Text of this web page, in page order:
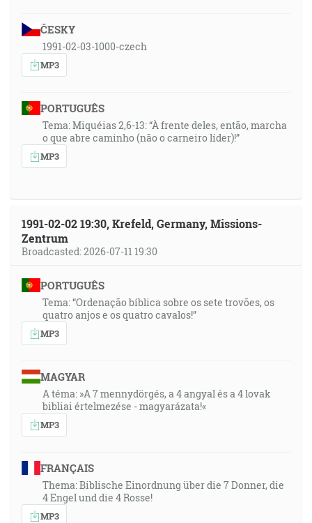
ČESKY
1991-02-03-1000-czech
MP3
PORTUGUÊS
Tema: Miquéias 2,6-13: “À frente deles, então, marcha
o que abre caminho (não o carneiro líder)!”
MP3
1991-02-02 19:30, Krefeld, Germany, Missions-
Zentrum
Broadcasted: 2026-07-11 19:30
PORTUGUÊS
Tema: “Ordenação bíblica sobre os sete trovões, os
quatro anjos e os quatro cavalos!”
MP3
MAGYAR
A téma: »A 7 mennydörgés, a 4 angyal és a 4 lovak
bibliai értelmezése - magyarázata!«
MP3
FRANÇAIS
Thema: Biblische Einordnung über die 7 Donner, die
4 Engel und die 4 Rosse!
MP3